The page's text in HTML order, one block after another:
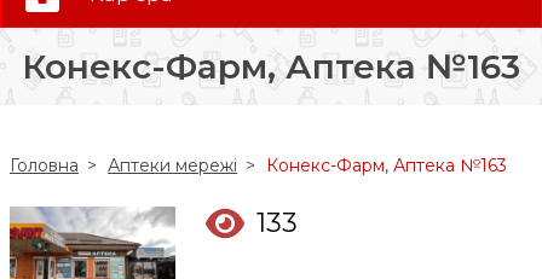
Слідкуй за нами:
Конекс-Фарм, Аптека №163
Головна Аптеки мережі Конекс-Фарм, Аптека №163
133